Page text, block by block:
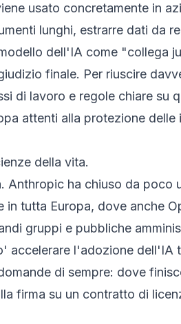
usato concretamente in
lunghi, estrarre dati da
dell'IA come "collega
finale. Per riuscire
di lavoro e regole chiare su
attenti alla protezione delle
della vita.
Anthropic ha chiuso da poco
tutta Europa, dove anche
gruppi e pubbliche
l'adozione dell'IA
di sempre: dove
firma su un contratto di